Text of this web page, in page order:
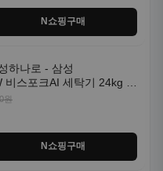
N쇼핑구매
하나로 - 삼성
스포크AI 세탁기 24kg 건
입
원
N쇼핑구매